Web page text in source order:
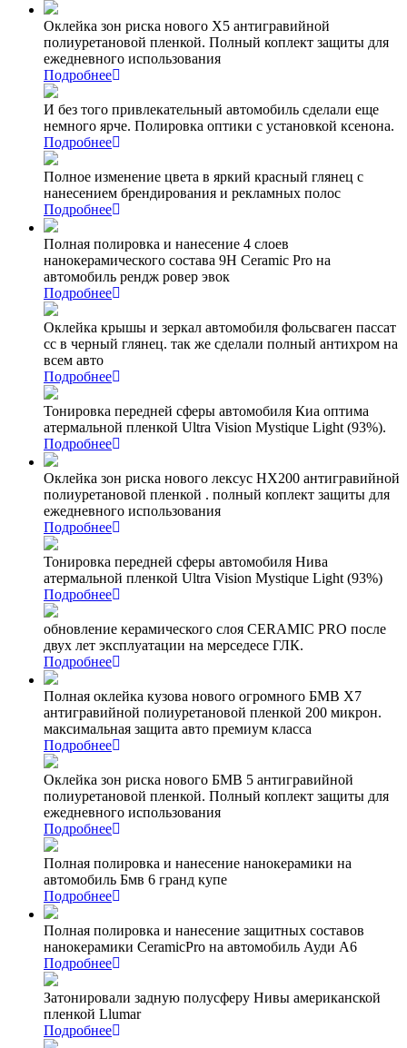
Оклейка зон риска нового Х5 антигравийной
полиуретановой пленкой. Полный коплект защиты для
ежедневного использования
Подробнее
И без того привлекательный автомобиль сделали еще
немного ярче. Полировка оптики с установкой ксенона.
Подробнее
Полное изменение цвета в яркий красный глянец с
нанесением брендирования и рекламных полос
Подробнее
Полная полировка и нанесение 4 слоев
нанокерамического состава 9Н Ceramic Pro на
автомобиль рендж ровер эвок
Подробнее
Оклейка крышы и зеркал автомобиля фольсваген пассат
сс в черный глянец. так же сделали полный антихром на
всем авто
Подробнее
Тонировка передней сферы автомобиля Киа оптима
атермальной пленкой Ultra Vision Mystique Light (93%).
Подробнее
Оклейка зон риска нового лексус НХ200 антигравийной
полиуретановой пленкой . полный коплект защиты для
ежедневного использования
Подробнее
Тонировка передней сферы автомобиля Нива
атермальной пленкой Ultra Vision Mystique Light (93%)
Подробнее
обновление керамического слоя CERAMIC PRO после
двух лет эксплуатации на мерседесе ГЛК.
Подробнее
Полная оклейка кузова нового огромного БМВ Х7
антигравийной полиуретановой пленкой 200 микрон.
максимальная защита авто премиум класса
Подробнее
Оклейка зон риска нового БМВ 5 антигравийной
полиуретановой пленкой. Полный коплект защиты для
ежедневного использования
Подробнее
Полная полировка и нанесение нанокерамики на
автомобиль Бмв 6 гранд купе
Подробнее
Полная полировка и нанесение защитных составов
нанокерамики CeramicPro на автомобиль Ауди А6
Подробнее
Затонировали задную полусферу Нивы американской
пленкой Llumar
Подробнее